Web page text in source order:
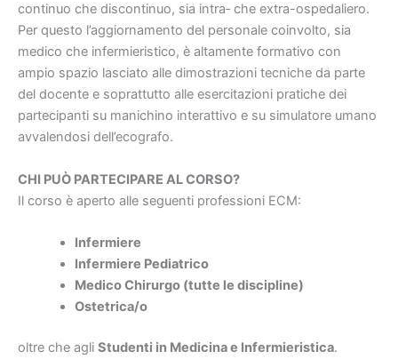
continuo che discontinuo, sia intra‐ che extra-ospedaliero.
Per questo l’aggiornamento del personale coinvolto, sia
medico che infermieristico, è altamente formativo con
ampio spazio lasciato alle dimostrazioni tecniche da parte
del docente e soprattutto alle esercitazioni pratiche dei
partecipanti su manichino interattivo e su simulatore umano
avvalendosi dell’ecografo.
CHI PUÒ PARTECIPARE AL CORSO?
Il corso è aperto alle seguenti professioni ECM:
Infermiere
Infermiere Pediatrico
Medico Chirurgo (tutte le discipline)
Ostetrica/o
oltre che agli Studenti in Medicina e Infermieristica.